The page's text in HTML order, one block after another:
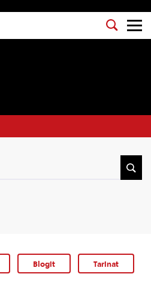
Blogit Tarinat